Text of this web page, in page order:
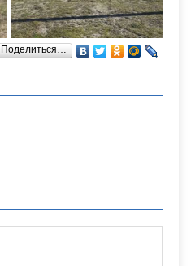
Поделиться…